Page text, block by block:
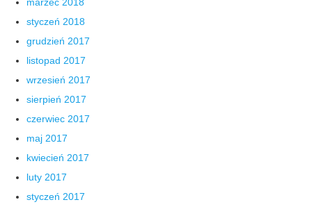
styczeń 2018
grudzień 2017
listopad 2017
wrzesień 2017
sierpień 2017
czerwiec 2017
maj 2017
kwiecień 2017
luty 2017
styczeń 2017